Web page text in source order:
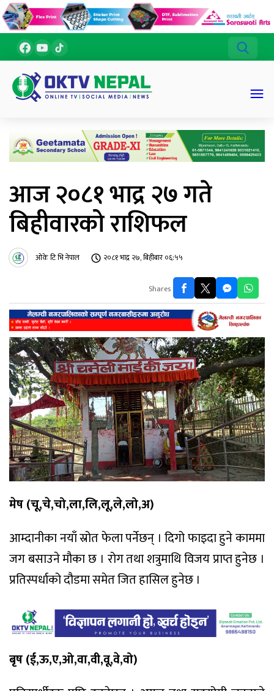
आज २०८१ भाद्र २७ गते
बिहीवारको राशिफल
ओके टि भि नेपाल २०८१ भाद्र २७, बिहीबार ०६:५५
Shares
मेष (चू,चे,चो,ला,लि,लू,ले,लो,अ)
आम्दानीका नयाँ स्रोत फेला पर्नेछन् । दिगो फाइदा हुने काममा
जग बसाउने मौका छ । रोग तथा शत्रुमाथि विजय प्राप्त हुनेछ ।
प्रतिस्पर्धाको दौडमा समेत जित हासिल हुनेछ ।
बृष (ई,ऊ,ए,ओ,वा,वी,वू,वे,वो)